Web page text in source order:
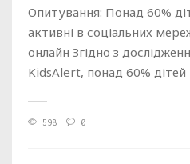
Опитування: Понад 60%
активні в соціальних
онлайн Згідно з
KidsAlert, понад 60% дітей
598 0